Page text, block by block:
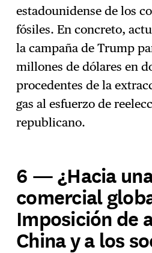
estadounidense de los
fósiles. En concreto,
la campaña de Trump
millones de dólares en
procedentes de la
gas al esfuerzo de
republicano.
6 — ¿Hacia
comercial
Imposición de
China y a los